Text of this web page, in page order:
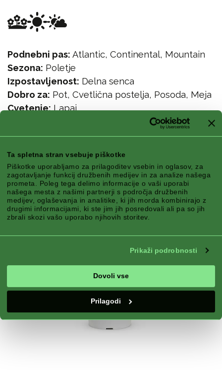
Ta spletna stran vsebuje piškotke
Piškotke uporabljamo za prilagoditev vsebin in oglasov, za
zagotavljanje funkcij družbenih medijev in za analize našega
prometa. Poleg tega delimo informacije o vaši uporabi
našega mesta z našimi partnerji s področja družbenih
medijev, oglaševanja in analitike, ki jih morda kombinirajo z
drugimi informacijami, ki ste jim jih posredovali ali pa so jih
zbrali skozi vašo uporabo njihovih storitev.
Prikaži podrobnosti
Dovoli vse
Prilagodi
Podnebni pas: Atlantic, Continental, Mountain
Sezona: Poletje
Izpostavljenost: Delna senca
Dobro za: Pot, Cvetlična postelja, Posoda, Meja
Cvetenje:Lapai